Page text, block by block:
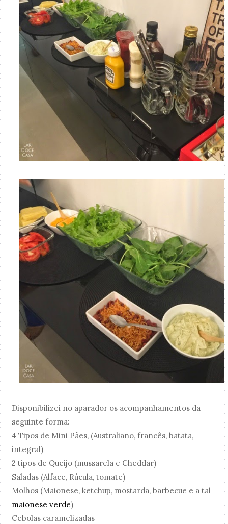
Disponibilizei no aparador os acompanhamentos da
seguinte forma:
4 Tipos de Mini Pães, (Australiano, francês, batata,
integral)
2 tipos de Queijo (mussarela e Cheddar)
Saladas (Alface, Rúcula, tomate)
Molhos (Maionese, ketchup, mostarda, barbecue e a tal
maionese verde)
Cebolas caramelizadas